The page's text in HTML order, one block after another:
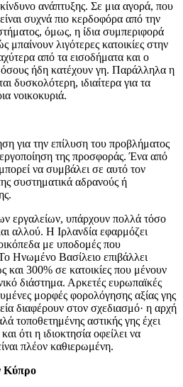
ανάπτυξης. Σε μια αγορά, που
συχνά πιο κερδοφόρα από την
όμως, η ίδια συμπεριφορά
λιγότερες κατοικίες στην
από τα εισοδήματα και ο
ήδη κατέχουν γη. Παράλληλα η
δυσκολότερη, ιδιαίτερα για τα
νοικοκυριά.
για την επίλυση του προβλήματος
της προσφοράς. Ένα από
να συμβάλει σε αυτό τον
συστηματικά αδρανούς ή
εργαλείων, υπάρχουν πολλά τόσο
αλλού. Η Ιρλανδία εφαρμόζει
με υποδομές που
Ηνωμένο Βασίλειο επιβάλλει
και 300% σε κατοικίες που μένουν
διάστημα. Αρκετές ευρωπαϊκές
μορφές φορολόγησης αξίας γης
διαφέρουν στον σχεδιασμό· η αρχή
τοποθετημένης αστικής γης έχει
ότι η ιδιοκτησία οφείλει να
πλέον καθιερωμένη.
Κύπρο